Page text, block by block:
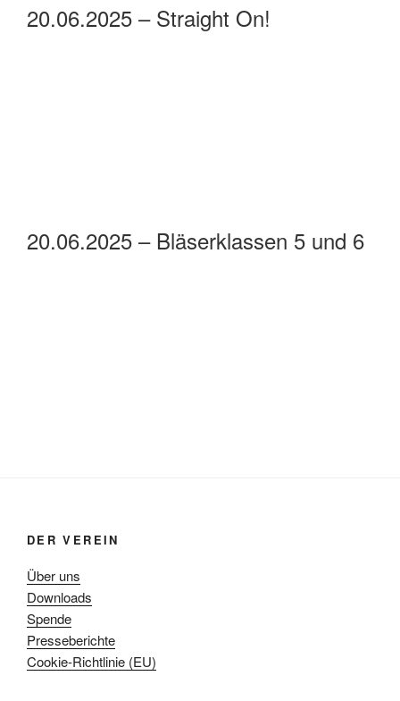
20.06.2025 – Straight On!
20.06.2025 – Bläserklassen 5 und 6
DER VEREIN
Über uns
Downloads
Spende
Presseberichte
Cookie-Richtlinie (EU)